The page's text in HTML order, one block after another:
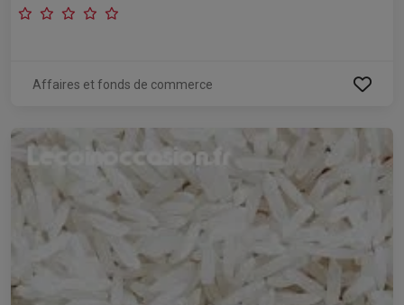
Affaires et fonds de commerce